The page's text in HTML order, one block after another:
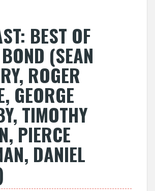
BEST OF
(SEAN
ROGER
GEORGE
TIMOTHY
PIERCE
DANIEL